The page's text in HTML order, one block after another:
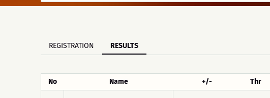
REGISTRATION RESULTS
No Name +/- Thr